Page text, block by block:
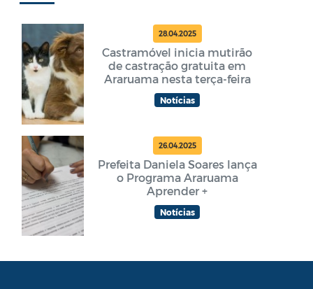
28.04.2025
Castramóvel inicia mutirão
de castração gratuita em
Araruama nesta terça-feira
Notícias
26.04.2025
Prefeita Daniela Soares lança
o Programa Araruama
Aprender +
Notícias